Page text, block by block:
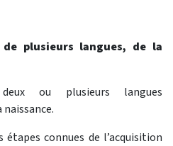
plusieurs langues, de la
ou plusieurs langues
étapes connues de l’acquisition